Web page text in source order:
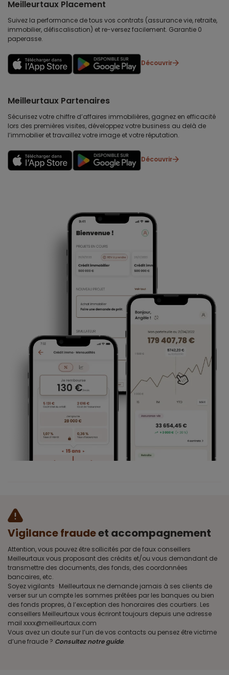
Meilleurtaux Placement
Suivez la performance de tous vos contrats (assurance vie, retraite,
immobilier, défiscalisation) et re-versez facilement. Garantie 0
paperasse.
Découvrir
Meilleurtaux Partenaires
Sécurisez votre chiffre d’affaires immobilières, gagnez en efficacité
lors des premières visites, développez votre business au delà de
l’immobilier et travaillez votre image et votre réputation.
Découvrir
Vigilance fraudeet accompagnement
Attention, vous pouvez être sollicités par de faux conseillers
Meilleurtaux vous proposant des crédits et/ou vous demandant de
transmettre des documents, des fonds, des coordonnées
bancaires, etc.
Soyez vigilants · Meilleurtaux ne demande jamais à ses clients de
verser sur un compte les sommes prêtées par les banques ou bien
des fonds propres, à l’exception des honoraires des courtiers. Les
conseillers Meilleurtaux vous écriront toujours depuis une adresse
mail xxxx@meilleurtaux.com
Vous avez un doute sur l’un de vos contacts ou pensez être victime
d’une fraude ? Consultez notre guide.